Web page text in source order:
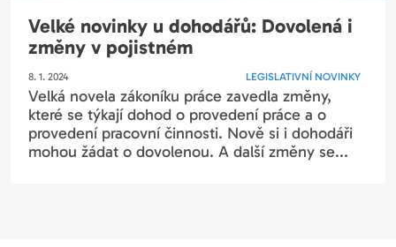
Velké novinky u dohodářů: Dovolená i
změny v pojistném
8. 1. 2024 LEGISLATIVNÍ NOVINKY
Velká novela zákoníku práce zavedla změny,
které se týkají dohod o provedení práce a o
provedení pracovní činnosti. Nově si i dohodáři
mohou žádat o dovolenou. A další změny se...